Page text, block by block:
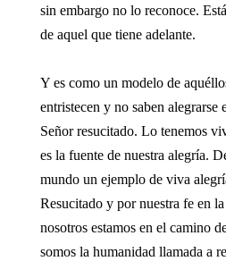
sin embargo no lo reconoce.
de aquel que tiene adelante.
Y es como un modelo de
entristecen y no saben alegrarse
Señor resucitado. Lo tenemos
es la fuente de nuestra alegría.
mundo un ejemplo de viva
Resucitado y por nuestra fe en
nosotros estamos en el camino
somos la humanidad llamada a